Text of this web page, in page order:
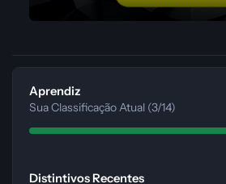
Visualizar tudo
Aprendiz
Sua Classificação Atual (3/14)
Distintivos Recentes